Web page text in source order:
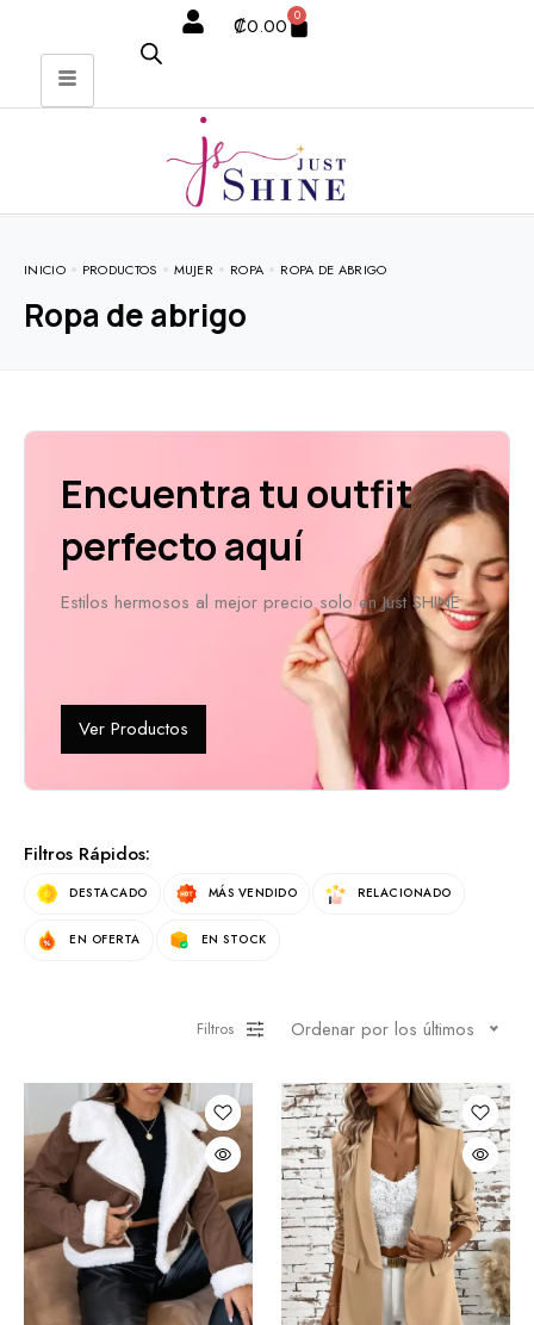
₡0.00 0
INICIO PRODUCTOS MUJER ROPA ROPA DE ABRIGO
Ropa de abrigo
Encuentra tu outfit
perfecto aquí
Estilos hermosos al mejor precio solo en Just SHINE
Ver Productos
Filtros Rápidos:
DESTACADO MÁS VENDIDO RELACIONADO
EN OFERTA EN STOCK
Filtros Ordenar por los últimos